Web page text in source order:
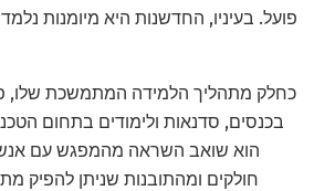
פועל. בעיניו, החדשנות היא מיומנות
כחלק מתהליך הלמידה המתמשכת שלו,
בכנסים, סדנאות ולימודים בתחום
הוא שואב השראה מהמפגש עם
חולקים ומהתובנות שניתן להפיק